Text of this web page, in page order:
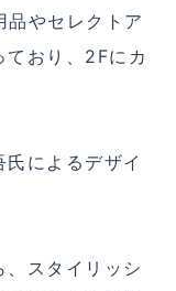
品やセレクトア
ており、2Fにカ
によるデザイ
スタイリッシ